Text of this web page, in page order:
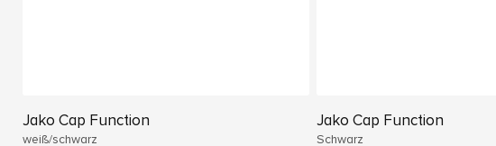
Jako Cap Function
weiß/schwarz
Jako Cap Function
Schwarz